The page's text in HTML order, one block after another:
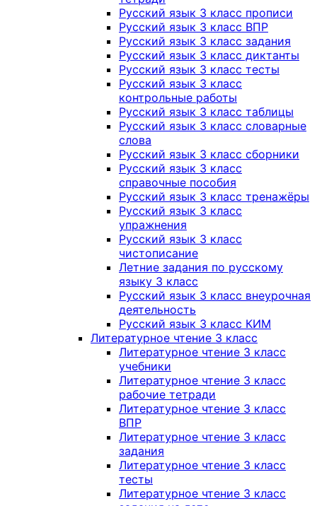
Русский язык 3 класс прописи
Русский язык 3 класс ВПР
Русский язык 3 класс задания
Русский язык 3 класс диктанты
Русский язык 3 класс тесты
Русский язык 3 класс
контрольные работы
Русский язык 3 класс таблицы
Русский язык 3 класс словарные
слова
Русский язык 3 класс сборники
Русский язык 3 класс
справочные пособия
Русский язык 3 класс тренажёры
Русский язык 3 класс
упражнения
Русский язык 3 класс
чистописание
Летние задания по русскому
языку 3 класс
Русский язык 3 класс внеурочная
деятельность
Русский язык 3 класс КИМ
Литературное чтение 3 класс
Литературное чтение 3 класс
учебники
Литературное чтение 3 класс
рабочие тетради
Литературное чтение 3 класс
ВПР
Литературное чтение 3 класс
задания
Литературное чтение 3 класс
тесты
Литературное чтение 3 класс